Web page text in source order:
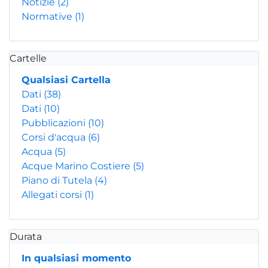
Normative (1)
Cartelle
Qualsiasi Cartella
Dati (38)
Dati (10)
Pubblicazioni (10)
Corsi d'acqua (6)
Acqua (5)
Acque Marino Costiere (5)
Piano di Tutela (4)
Allegati corsi (1)
Durata
In qualsiasi momento